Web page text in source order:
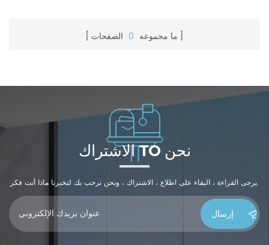
ما مجموعه 0 الصفحات
الاشتراك TO نحن
يرجى القراءة ، البقاء على اطلاع ، الاشتراك ، ونحن نرحب بك لتخبرنا ماذا أنت فكر.